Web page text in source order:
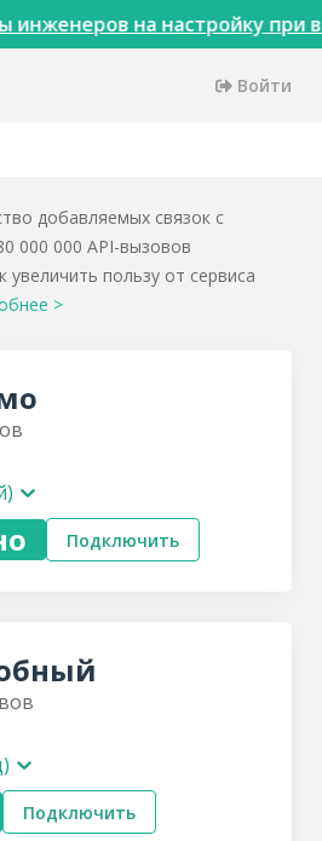
на настройку при
Войти
добавляемых связок с
000 000 API-вызовов
увеличить пользу от сервиса
>
Подключить
Подключить